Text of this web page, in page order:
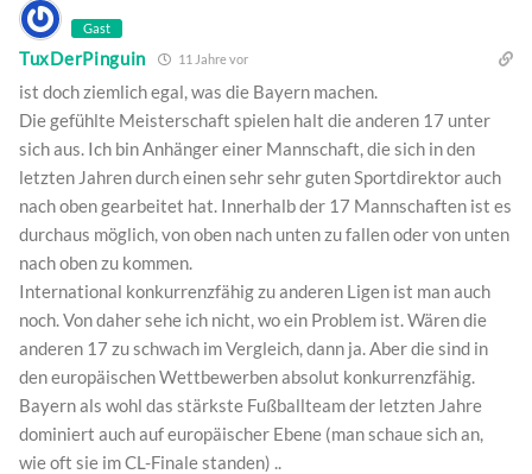
Gast
TuxDerPinguin 11 Jahre vor
ist doch ziemlich egal, was die Bayern machen.
Die gefühlte Meisterschaft spielen halt die anderen 17 unter
sich aus. Ich bin Anhänger einer Mannschaft, die sich in den
letzten Jahren durch einen sehr sehr guten Sportdirektor auch
nach oben gearbeitet hat. Innerhalb der 17 Mannschaften ist es
durchaus möglich, von oben nach unten zu fallen oder von unten
nach oben zu kommen.
International konkurrenzfähig zu anderen Ligen ist man auch
noch. Von daher sehe ich nicht, wo ein Problem ist. Wären die
anderen 17 zu schwach im Vergleich, dann ja. Aber die sind in
den europäischen Wettbewerben absolut konkurrenzfähig.
Bayern als wohl das stärkste Fußballteam der letzten Jahre
dominiert auch auf europäischer Ebene (man schaue sich an,
wie oft sie im CL-Finale standen) ..